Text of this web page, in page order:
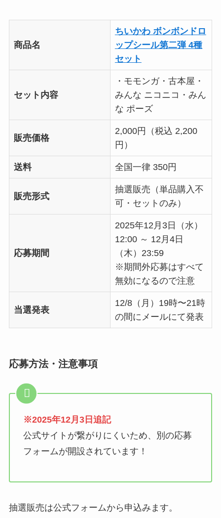
商品名
ちいかわ ボンボンドロ
ップシール第二弾 4種
セット
セット内容
・モモンガ・古本屋・
みんな ニコニコ・みん
な ポーズ
販売価格
2,000円（税込 2,200
円）
送料 全国一律 350円
販売形式
抽選販売（単品購入不
可・セットのみ）
応募期間
2025年12月3日（水）
12:00 ～ 12月4日
（木）23:59
※期間外応募はすべて
無効になるので注意
当選発表
12/8（月）19時〜21時
の間にメールにて発表
応募方法・注意事項
※2025年12月3日追記
公式サイトが繋がりにくいため、別の応募
フォームが開設されています！
抽選販売は公式フォームから申込みます。